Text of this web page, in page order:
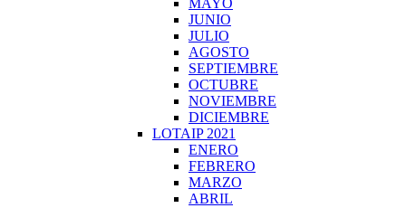
MAYO
JUNIO
JULIO
AGOSTO
SEPTIEMBRE
OCTUBRE
NOVIEMBRE
DICIEMBRE
LOTAIP 2021
ENERO
FEBRERO
MARZO
ABRIL